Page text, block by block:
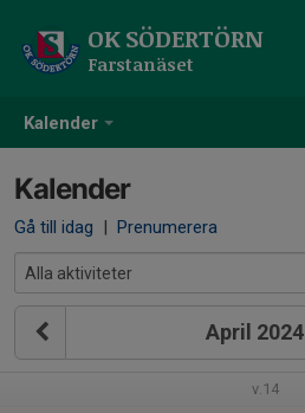
Kalender
OK SÖDERTÖRN
Farstanäset
Kalender
Gå till idag | Prenumerera
April 2024
v.14